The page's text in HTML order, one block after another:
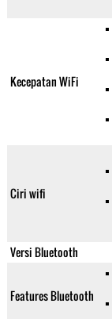
Kecepatan WiFi
Ciri wifi
Versi Bluetooth
Features Bluetooth